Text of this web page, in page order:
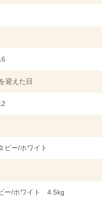
迎えた日
ビー/ホワイト
ー/ホワイト 4.5kg